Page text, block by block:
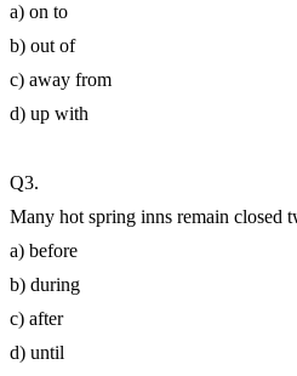
a) on to
b) out of
c) away from
d) up with
Q3.
Many hot spring inns remain closed
a) before
b) during
c) after
d) until